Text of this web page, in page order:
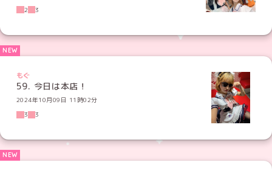
2
3
もぐ
59. 今日は本店！
2024年10月09日 11時02分
3
3